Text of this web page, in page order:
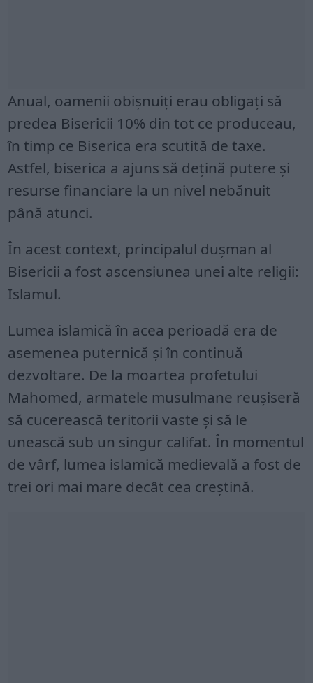
Anual, oamenii obișnuiți erau obligați să
predea Bisericii 10% din tot ce produceau,
în timp ce Biserica era scutită de taxe.
Astfel, biserica a ajuns să dețină putere și
resurse financiare la un nivel nebănuit
până atunci.
În acest context, principalul dușman al
Bisericii a fost ascensiunea unei alte religii:
Islamul.
Lumea islamică în acea perioadă era de
asemenea puternică și în continuă
dezvoltare. De la moartea profetului
Mahomed, armatele musulmane reușiseră
să cucerească teritorii vaste și să le
unească sub un singur califat. În momentul
de vârf, lumea islamică medievală a fost de
trei ori mai mare decât cea creștină.